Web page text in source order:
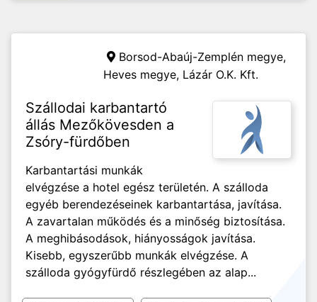
Borsod-Abaúj-Zemplén megye,
Heves megye, Lázár O.K. Kft.
Szállodai karbantartó
állás Mezőkövesden a
Zsóry-fürdőben
Karbantartási munkák
elvégzése a hotel egész területén. A szálloda
egyéb berendezéseinek karbantartása, javítása.
A zavartalan működés és a minőség biztosítása.
A meghibásodások, hiányosságok javítása.
Kisebb, egyszerűbb munkák elvégzése. A
szálloda gyógyfürdő részlegében az alap...